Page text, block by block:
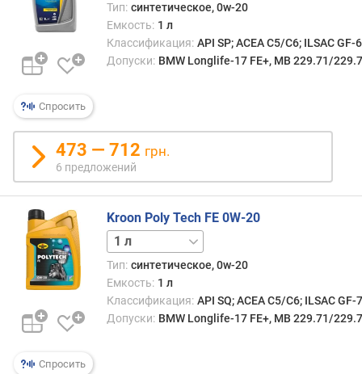
Спросить
Тип: синтетическое, 0w-20
Емкость: 1 л
Классификация: API SP; ACEA C5/C6; ILSAC GF-
Допуски: BMW Longlife-17 FE+, MB 229.71/
473 — 712 грн.
6 предложений
Спросить
Kroon Poly Tech FE 0W-20
5 л
Тип: синтетическое, 0w-20
Емкость: 1 л
Классификация: API SQ; ACEA C5/C6; ILSAC GF-
Допуски: BMW Longlife-17 FE+, MB 229.71/